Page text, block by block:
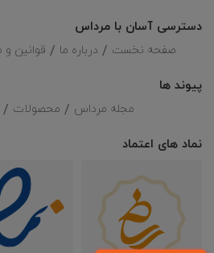
دسترسی آسان با مرداس
صفحه نخست درباره ما قوانین و
پیوند ها
مجله مرداس محصولات
نماد های اعتماد